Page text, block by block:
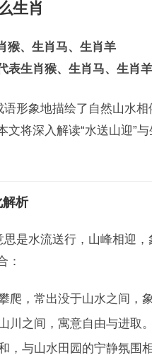
生肖
猴、生肖马、生肖羊
表生肖猴、生肖马、生肖
语形象地描绘了自然山水
文将深入解读“水送山迎”
解析
思是水流送行，山峰相迎
：
爬，常出没于山水之间，
川之间，寓意自由与进取。
，与山水田园的宁静氛围